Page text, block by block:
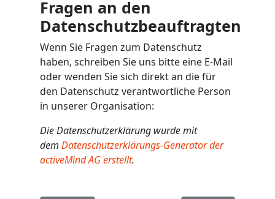
Fragen an den
Datenschutzbeauftragten
Wenn Sie Fragen zum Datenschutz
haben, schreiben Sie uns bitte eine E-Mail
oder wenden Sie sich direkt an die für
den Datenschutz verantwortliche Person
in unserer Organisation:
Die Datenschutzerklärung wurde mit
dem Datenschutzerklärungs-Generator der
activeMind AG erstellt.